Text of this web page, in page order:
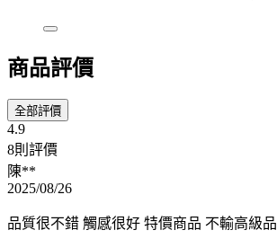
商品評價
全部評價
4.9
8則評價
陳**
2025/08/26
品質很不錯 觸感很好 特價商品 不輸高級